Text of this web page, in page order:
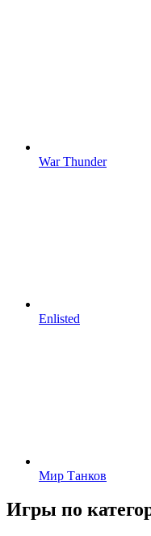
War Thunder
Enlisted
Мир Танков
Игры по